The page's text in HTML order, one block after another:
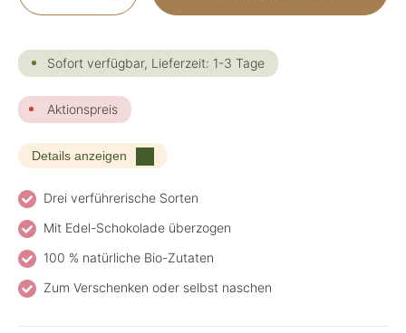
Sofort verfügbar, Lieferzeit: 1-3 Tage
Aktionspreis
Details anzeigen
Drei verführerische Sorten
Mit Edel-Schokolade überzogen
100 % natürliche Bio-Zutaten
Zum Verschenken oder selbst naschen